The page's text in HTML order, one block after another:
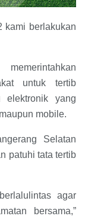
kami berlakukan
untuk tertib
elektronik yang
mobile.
Selatan
patuhi tata tertib
agar
bersama,”